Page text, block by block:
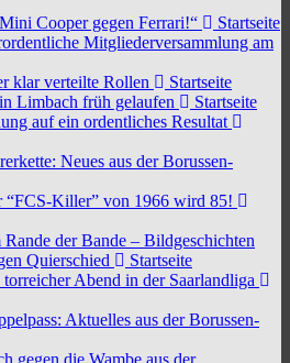
Cooper gegen Ferrari!“
Startseite
Mitgliederversammlung am
klar verteilte Rollen
Startseite
Limbach früh gelaufen
Startseite
auf ein ordentliches Resultat
Neues aus der Borussen-
“FCS-Killer” von 1966 wird 85!
Rande der Bande – Bildgeschichten
Quierschied
Startseite
Abend in der Saarlandliga
Aktuelles aus der Borussen-
gegen die Wambe aus der